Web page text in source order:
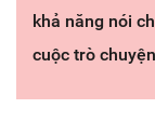
khả năng nói
cuộc trò